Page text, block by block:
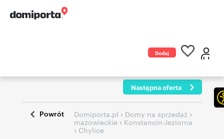
Dodaj
Następna oferta
Powrót Domiporta.pl › Domy na sprzedaż ›
mazowieckie › Konstancin-Jeziorna
› Chylice